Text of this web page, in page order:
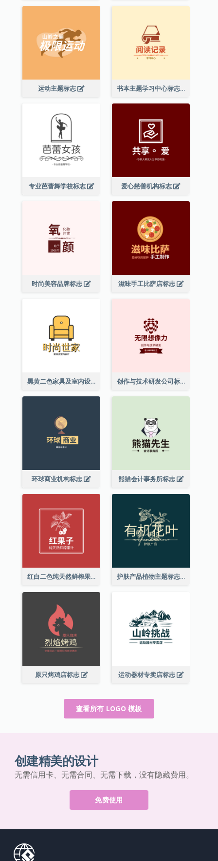
运动主题标志 书本主题学习中心标志
专业芭蕾舞学校标志 爱心慈善机构标志
时尚美容品牌标志 滋味手工比萨店标志
黑黄二色家具及室内设计标志 创作与技术研发公司标志
环球商业机构标志 熊猫会计事务所标志
红白二色纯天然鲜榨果汁标志 护肤产品植物主题标志
原只烤鸡店标志 运动器材专卖店标志
查看所有 LOGO 模板
创建精美的设计
无需信用卡、无需合同、无需下载，没有隐藏费用。
免费使用